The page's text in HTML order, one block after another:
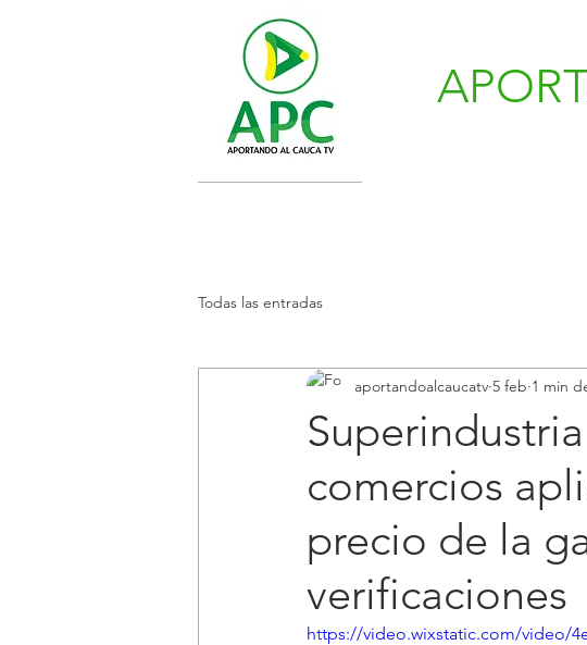
Todas las entradas
comercios
precio de la
verificaciones
aportandoalcaucatv 5 feb 1 min
https://video.wixstatic.com/video/